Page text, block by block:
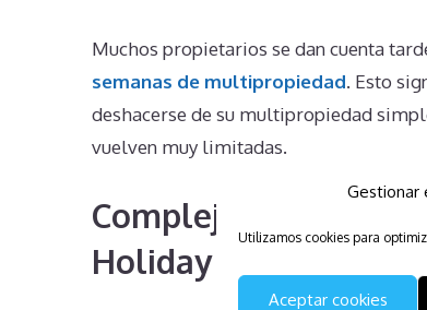
Gestionar
Utilizamos cookies para
Aceptar cookies
Muchos propietarios se dan cuenta
semanas de multipropiedad. Esto
deshacerse de su multipropiedad
vuelven muy limitadas.
Complejidad en la
Holiday Club Sol